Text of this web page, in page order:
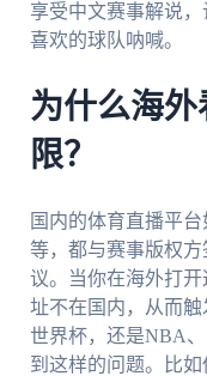
享受中文赛事解说
喜欢的球队呐喊。
为什么海
限？
国内的体育直播平
等，都与赛事版权
议。当你在海外打
址不在国内，从而触
世界杯，还是NBA
到这样的问题。比